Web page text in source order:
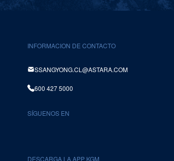
INFORMACION DE CONTACTO
SSANGYONG.CL@ASTARA.COM
600 427 5000
SÍGUENOS EN
DESCARGA LA APP KGM